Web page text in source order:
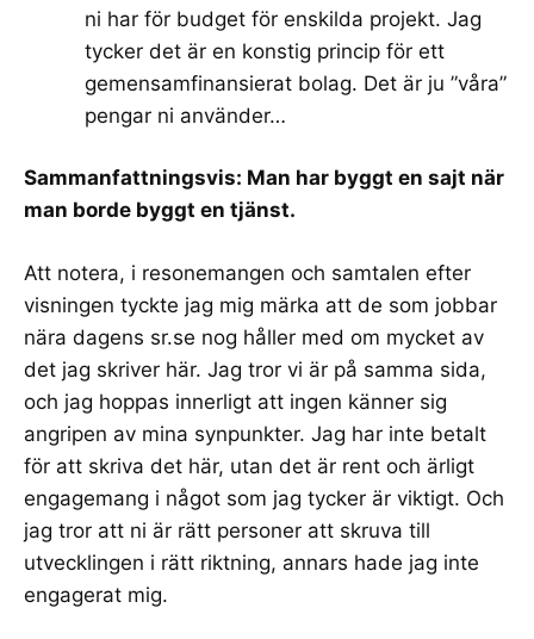
ni har för budget för enskilda projekt. Jag
tycker det är en konstig princip för ett
gemensamfinansierat bolag. Det är ju ”våra”
pengar ni använder…
Sammanfattningsvis: Man har byggt en sajt när
man borde byggt en tjänst.
Att notera, i resonemangen och samtalen efter
visningen tyckte jag mig märka att de som jobbar
nära dagens sr.se nog håller med om mycket av
det jag skriver här. Jag tror vi är på samma sida,
och jag hoppas innerligt att ingen känner sig
angripen av mina synpunkter. Jag har inte betalt
för att skriva det här, utan det är rent och ärligt
engagemang i något som jag tycker är viktigt. Och
jag tror att ni är rätt personer att skruva till
utvecklingen i rätt riktning, annars hade jag inte
engagerat mig.